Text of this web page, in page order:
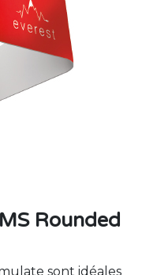
Rounded
sont idéales